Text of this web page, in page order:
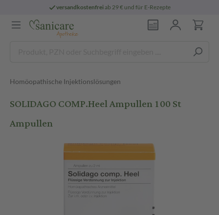
versandkostenfreiab 29 € und für E-Rezepte
Homöopathische Injektionslösungen
SOLIDAGO COMP.Heel Ampullen 100 St
Ampullen